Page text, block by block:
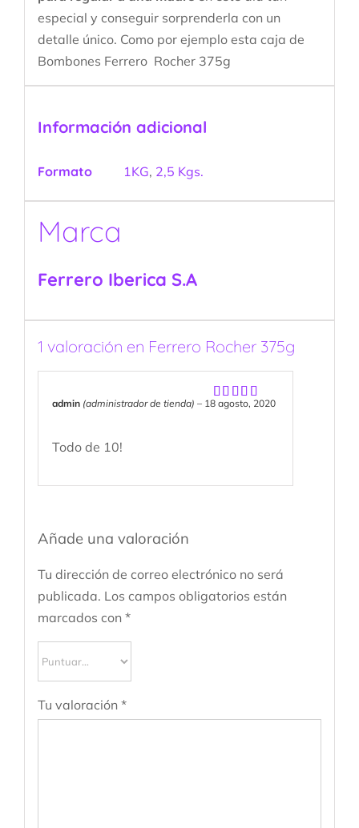
especial y conseguir sorprenderla con un
detalle único. Como por ejemplo esta caja de
Bombones Ferrero Rocher 375g
Información adicional
Formato 1KG, 2,5 Kgs.
Marca
Ferrero Iberica S.A
1 valoración en Ferrero Rocher 375g
Valorado
admin (administrador de tienda) – 18 agosto, 2020
Todo de 10!
Añade una valoración
Tu dirección de correo electrónico no será
publicada. Los campos obligatorios están
marcados con *
Tu valoración *